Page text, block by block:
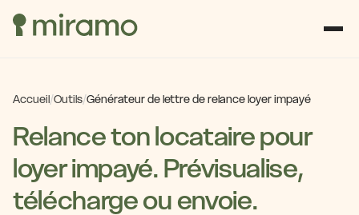
Accueil/Outils/Générateur de lettre de relance loyer impayé
Relance ton locataire pour
loyer impayé. Prévisualise,
télécharge ou envoie.